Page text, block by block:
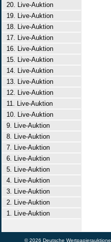
20. Live-Auktion
19. Live-Auktion
18. Live-Auktion
17. Live-Auktion
16. Live-Auktion
15. Live-Auktion
14. Live-Auktion
13. Live-Auktion
12. Live-Auktion
11. Live-Auktion
10. Live-Auktion
9. Live-Auktion
8. Live-Auktion
7. Live-Auktion
6. Live-Auktion
5. Live-Auktion
4. Live-Auktion
3. Live-Auktion
2. Live-Auktion
1. Live-Auktion
© 2026 Deutsche